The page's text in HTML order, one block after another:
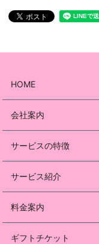
HOME
会社案内
サービスの特徴
サービス紹介
料金案内
ギフトチケット